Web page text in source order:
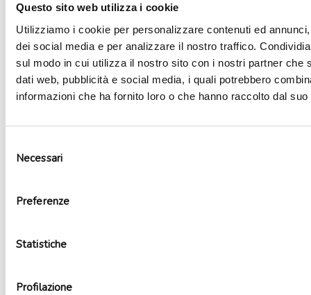
Questo sito web utilizza i cookie
Utilizziamo i cookie per personalizzare contenuti ed
dei social media e per analizzare il nostro traffico.
sul modo in cui utilizza il nostro sito con i nostri partner che
dati web, pubblicità e social media, i quali potrebbero
informazioni che ha fornito loro o che hanno raccolto dal
delNecessari
Preferenze
Statistiche
Profilazione
Tovaglia plastica Frozen